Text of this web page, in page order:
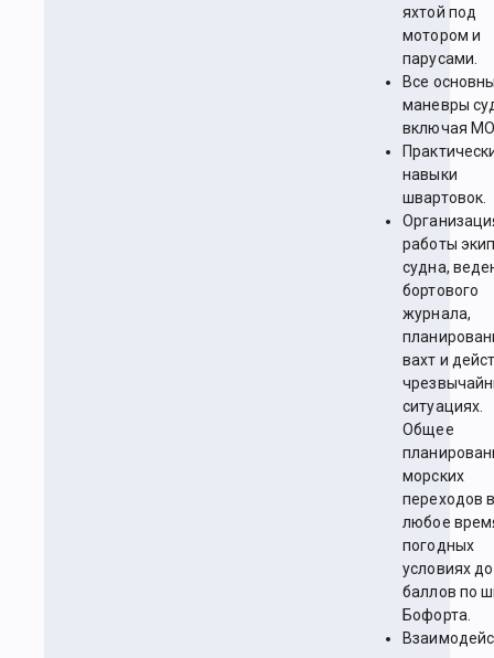
яхтой под
мотором и
парусами.
Все
маневры
включая
навыки
швартовок.
работы
судна,
бортового
журнала,
вахт и
ситуациях.
Общее
морских
переходов
любое
погодных
условиях
баллов по
Бофорта.